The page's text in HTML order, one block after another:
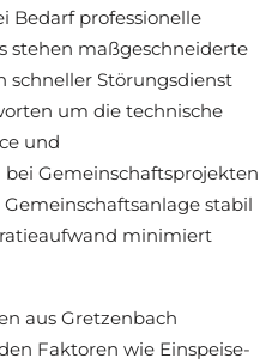
Bedarf professionelle
stehen maßgeschneiderte
schneller Störungsdienst
um die technische
und
Gemeinschaftsprojekten
stabil
minimiert
aus Gretzenbach
Faktoren wie Einspeise-